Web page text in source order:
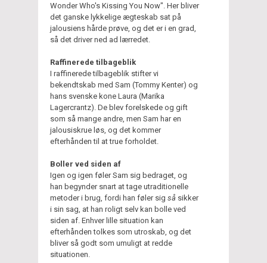
Wonder Who's Kissing You Now". Her bliver
det ganske lykkelige ægteskab sat på
jalousiens hårde prøve, og det er i en grad,
så det driver ned ad lærredet.
Raffinerede tilbageblik
I raffinerede tilbageblik stifter vi
bekendtskab med Sam (Tommy Kenter) og
hans svenske kone Laura (Marika
Lagercrantz). De blev forelskede og gift
som så mange andre, men Sam har en
jalousiskrue løs, og det kommer
efterhånden til at true forholdet.
Boller ved siden af
Igen og igen føler Sam sig bedraget, og
han begynder snart at tage utraditionelle
metoder i brug, fordi han føler sig så sikker
i sin sag, at han roligt selv kan bolle ved
siden af. Enhver lille situation kan
efterhånden tolkes som utroskab, og det
bliver så godt som umuligt at redde
situationen.